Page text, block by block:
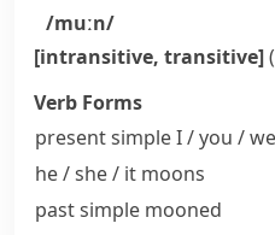
/muːn/
[intransitive, transitive]
Verb Forms
present simple I / you /
he / she / it moons
past simple mooned